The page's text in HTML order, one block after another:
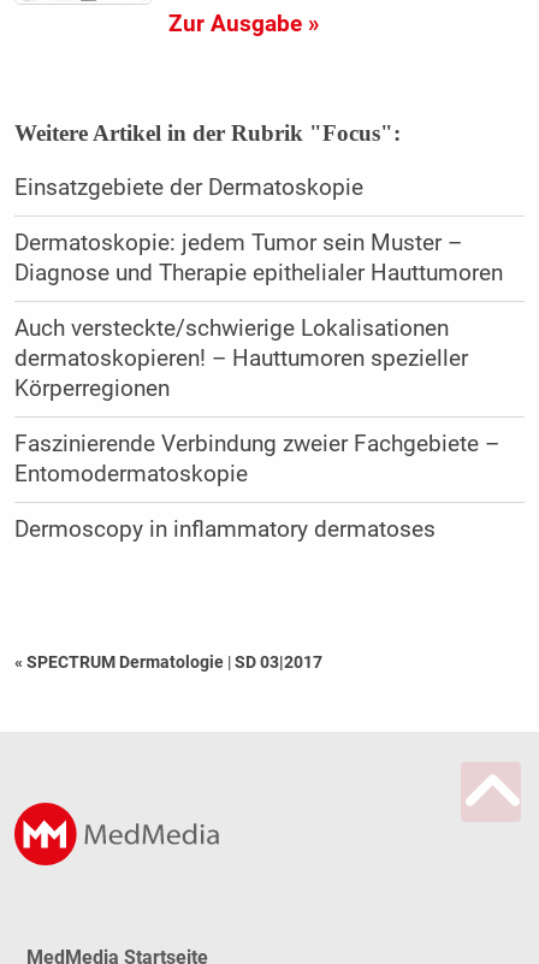
Zur Ausgabe »
Weitere Artikel in der Rubrik "Focus":
Einsatzgebiete der Dermatoskopie
Dermatoskopie: jedem Tumor sein Muster –
Diagnose und Therapie epithelialer Hauttumoren
Auch versteckte/schwierige Lokalisationen
dermatoskopieren! – Hauttumoren spezieller
Körperregionen
Faszinierende Verbindung zweier Fachgebiete –
Entomodermatoskopie
Dermoscopy in inflammatory dermatoses
« SPECTRUM Dermatologie |SD 03|2017
MedMedia Startseite